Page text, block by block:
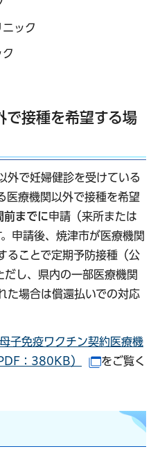
ック
で接種を希望する場
外で妊婦健診を受けている
医療機関以外で接種を希望
前までに申請（来所または
申請後、焼津市が医療機関
ることで定期予防接種（公
だし、県内の一部医療機関
た場合は償還払いでの対応
母子免疫ワクチン契約医療機
：380KB）
（別ウイン
をご覧く